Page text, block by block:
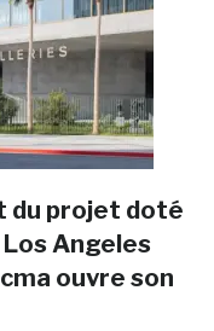
du projet doté
Los Angeles
ouvre son